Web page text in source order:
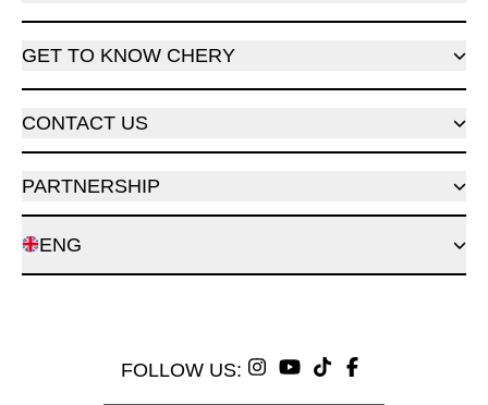
GET TO KNOW CHERY
CONTACT US
PARTNERSHIP
ENG
FOLLOW US: